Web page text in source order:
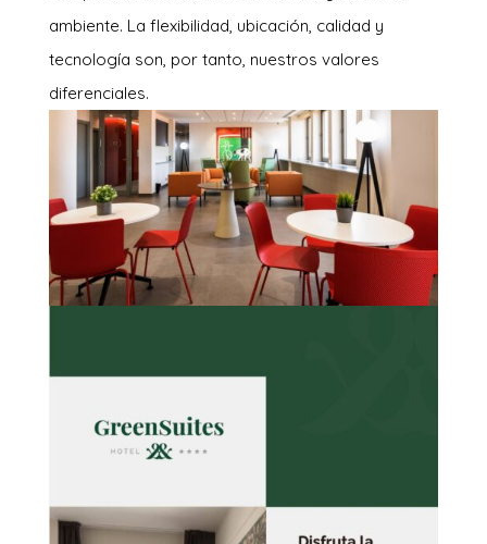
ambiente. La flexibilidad, ubicación, calidad y
tecnología son, por tanto, nuestros valores
diferenciales.